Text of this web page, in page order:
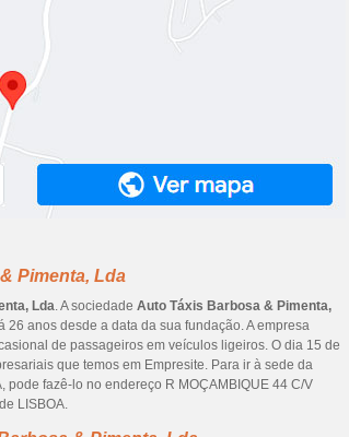
Pimenta, Lda
Lda. A sociedade Auto Táxis Barbosa & Pimenta,
26 anos desde a data da sua fundação. A empresa
de passageiros em veículos ligeiros. O dia 15 de
que temos em Empresite. Para ir à sede da
fazê-lo no endereço R MOÇAMBIQUE 44 C/V
LISBOA.